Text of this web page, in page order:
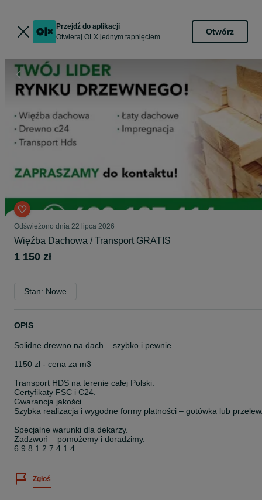
Przejdź do aplikacji
Otwieraj OLX jednym tapnięciem
Otwórz
Odświeżono dnia 22 lipca 2026
Więźba Dachowa / Transport GRATIS
1 150 zł
Stan: Nowe
OPIS
Solidne drewno na dach – szybko i pewnie
1150 zł - cena za m3
Transport HDS na terenie całej Polski.
Certyfikaty FSC i C24.
Gwarancja jakości.
Szybka realizacja i wygodne formy płatności – gotówka lub
Specjalne warunki dla dekarzy.
Zadzwoń – pomożemy i doradzimy.
6 9 8 1 2 7 4 1 4
Zgłoś